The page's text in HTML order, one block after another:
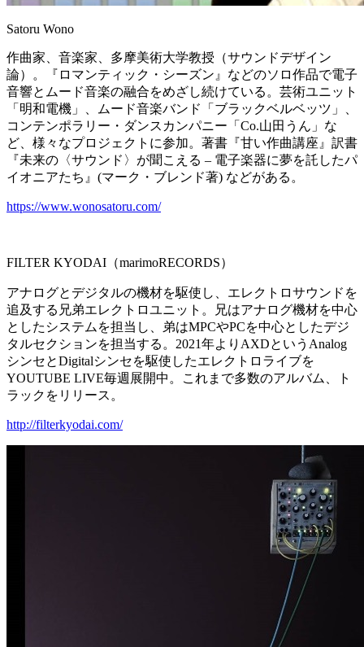
Satoru Wono
作曲家、音楽家、多摩美術大学教授（サウンドデザイン
論）。『 ロマンティック・シーズン』 などのソロ作品で電子
音響とムード音楽の融合をめざし続けている 。芸術ユニット
「明和電機」、ムード音楽バンド「 ブラックベルベッツ」、
コンテンポラリー・ダンスカンパニー「 Co.山田うん」な
ど、様々なプロジェクトに参加。著書『甘い作曲講座』訳書
『未来の〈サウンド〉が聞こえる – 電子楽器に夢を託したパ
イオニアたち』(マーク・ブレンド著) などがある。
https://www.wonosatoru.com/
FILTER KYODAI（marimoRECORDS）
アナログとデジタルの機材を駆使し、エレクトロサウンドを
追及する兄弟エレクトロユニット。兄はアナログ機材を中心
としたシステムを担当し、弟はMPCやPCを中心としたデジ
タルセクションを担当する。2021年よりAXDというAnalog
シンセとDigitalシンセを駆使したエレクトロライブを
YOUTUBE LIVE毎週展開中。これまで多数のアルバム、ト
ラックをリリース。
http://filterkyodai.com/